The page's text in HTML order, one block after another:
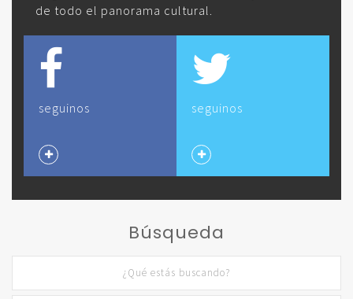
de todo el panorama cultural.
seguinos seguinos
Búsqueda